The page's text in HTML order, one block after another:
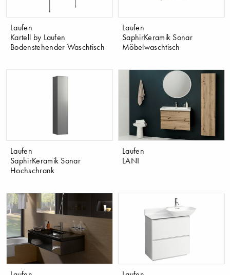
Laufen
Kartell by Laufen
Bodenstehender Waschtisch
Laufen
SaphirKeramik Sonar
Möbelwaschtisch
Laufen
SaphirKeramik Sonar
Hochschrank
Laufen
LANI